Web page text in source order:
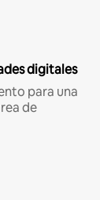
digitales
para una
de